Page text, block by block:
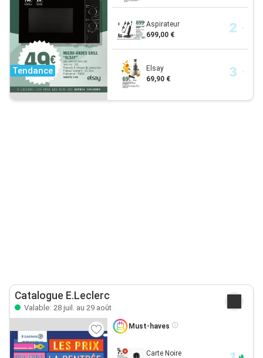
Tendance
Aspirateur
699,00 €
Elsay
69,90 €
Catalogue E.Leclerc
Valable: 28 juil. au 29 août
Must-haves
Carte Noire